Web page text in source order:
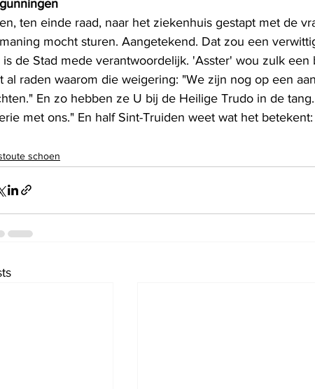
ten einde raad, naar het ziekenhuis gestapt met de
mocht sturen. Aangetekend. Dat zou een
is de Stad mede verantwoordelijk. 'Asster' wou zulk
al raden waarom die weigering: "We zijn nog op een
En zo hebben ze U bij de Heilige Trudo in de
met ons." En half Sint-Truiden weet wat het
schoen